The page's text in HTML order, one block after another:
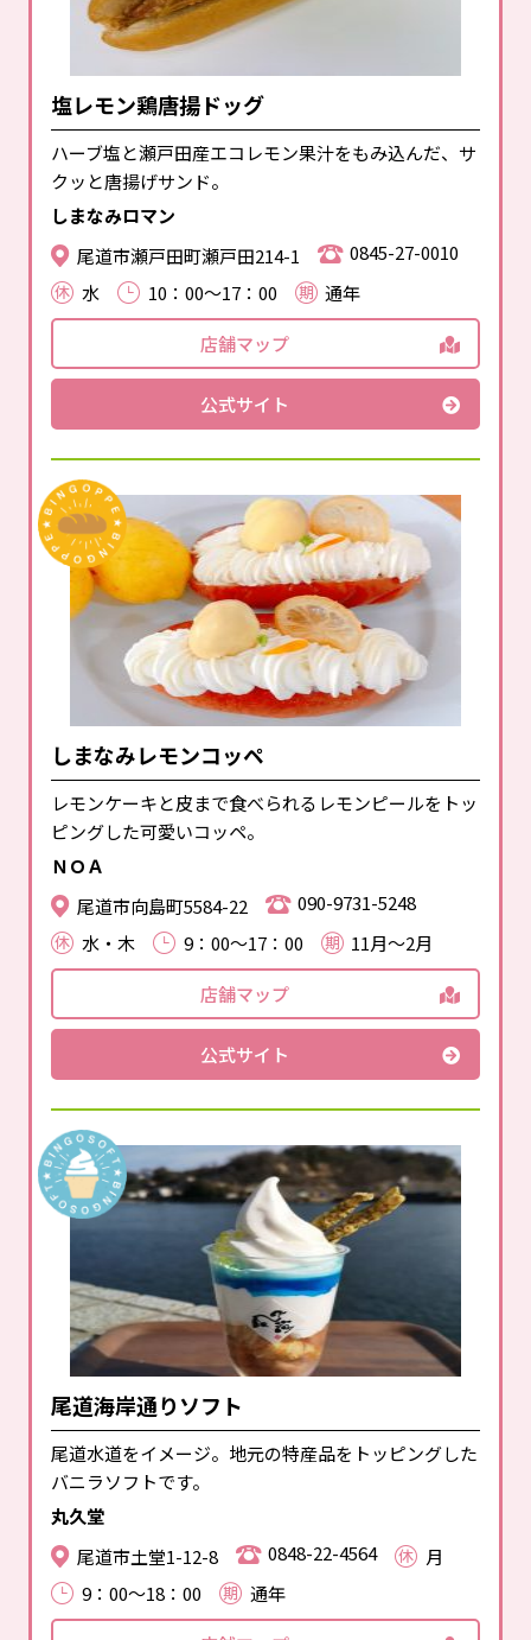
塩レモン鶏唐揚ドッグ
ハーブ塩と瀬戸田産エコレモン果汁をもみ込んだ、サ
クッと唐揚げサンド。
しまなみロマン
尾道市瀬戸田町瀬戸田214-1
0845-27-0010
水
10：00～17：00 通年
店舗マップ
公式サイト
しまなみレモンコッペ
レモンケーキと皮まで食べられるレモンピールをトッ
ピングした可愛いコッペ。
ＮＯＡ
尾道市向島町5584-22
090-9731-5248
水・木
9：00～17：00 11月～2月
店舗マップ
公式サイト
尾道海岸通りソフト
尾道水道をイメージ。地元の特産品をトッピングした
バニラソフトです。
丸久堂
尾道市土堂1-12-8
0848-22-4564
月
9：00～18：00
通年